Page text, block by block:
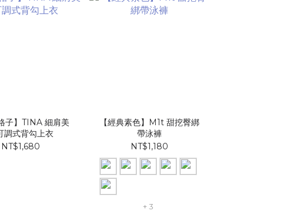
子】TINA 細肩美
調式背勾上衣
NT$1,680
【經典素色】M1t 甜挖臀綁
帶泳褲​​​
NT$1,180
+ 3